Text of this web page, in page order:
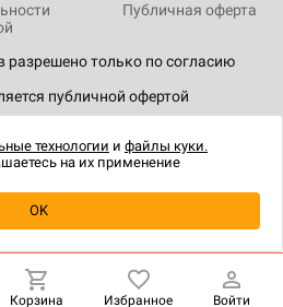
о наличии
разрешено только по согласию
публичной офертой
Публичная оферта
Корзина Избранное Войти
технологии и файлы куки.
на их применение
OK